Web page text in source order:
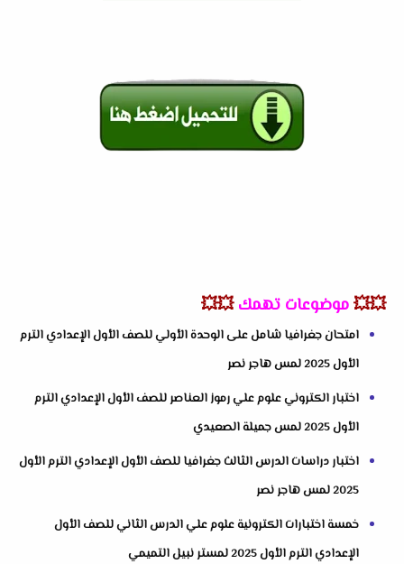
💥💥موضوعات تهمك 💥💥
امتحان جغرافيا شامل على الوحدة الأولي للصف الأول الإعدادي الترم
الأول 2025 لمس هاجر نصر
اختبار الكتروني علوم علي رموز العناصر للصف الأول الإعدادي الترم
الأول 2025 لمس جميلة الصعيدي
اختبار دراسات الدرس الثالث جغرافيا للصف الأول الإعدادي الترم الأول
2025 لمس هاجر نصر
خمسة اختبارات الكترونية علوم علي الدرس الثاني للصف الأول
الإعدادي الترم الأول 2025 لمستر نبيل التميمي